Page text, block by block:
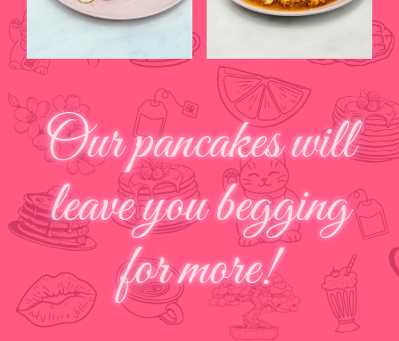
Our pancakes will
leave you begging
for more!